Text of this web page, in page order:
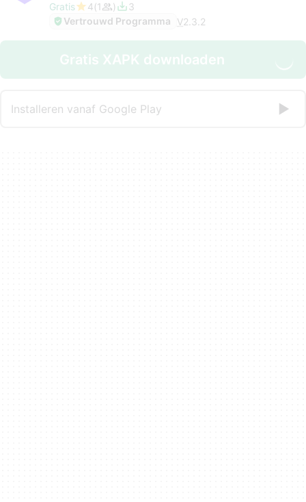
Gratis
4 1
3
Vertrouwd Programma
V2.3.2
Gratis XAPK downloaden
Installeren vanaf Google Play